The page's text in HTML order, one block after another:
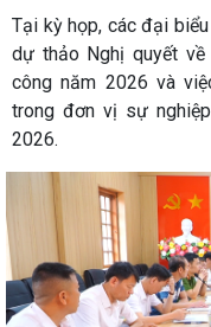
Tại kỳ họp, các đại
dự thảo Nghị quyết
công năm 2026 và
trong đơn vị sự
2026.